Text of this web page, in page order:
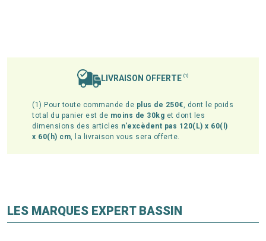
LIVRAISON OFFERTE (1)
(1) Pour toute commande de plus de 250€, dont le poids
total du panier est de moins de 30kg et dont les
dimensions des articles n'excèdent pas 120(L) x 60(l)
x 60(h) cm, la livraison vous sera offerte.
LES MARQUES EXPERT BASSIN